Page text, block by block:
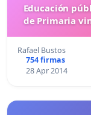
Educación
de Primaria
Rafael Bustos
754 firmas
28 Apr 2014